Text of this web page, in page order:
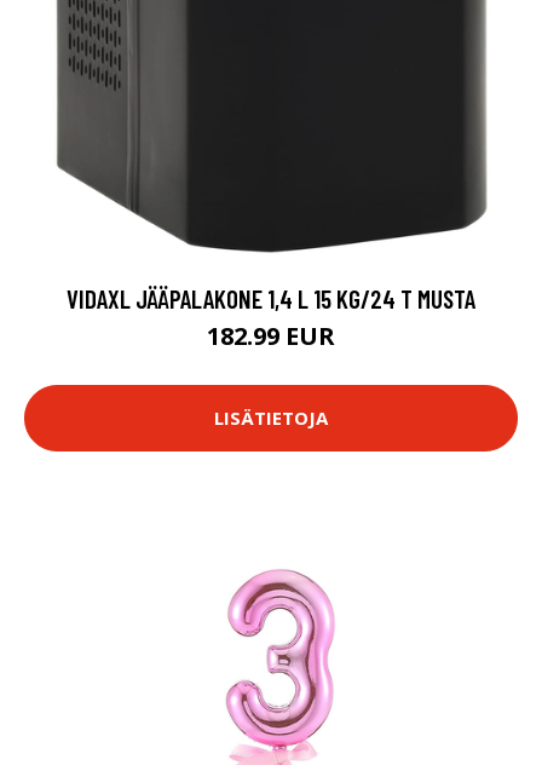
VIDAXL JÄÄPALAKONE 1,4 L 15 KG/24 T MUSTA
182.99 EUR
LISÄTIETOJA